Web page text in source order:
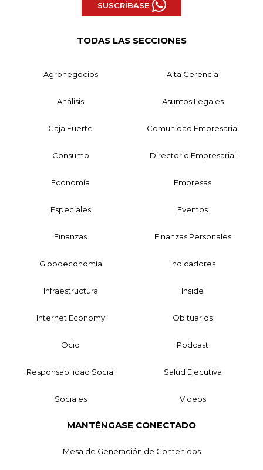
SUSCRÍBASE
TODAS LAS SECCIONES
Agronegocios Alta Gerencia
Análisis Asuntos Legales
Caja Fuerte Comunidad Empresarial
Consumo Directorio Empresarial
Economía Empresas
Especiales Eventos
Finanzas Finanzas Personales
Globoeconomía Indicadores
Infraestructura Inside
Internet Economy Obituarios
Ocio Podcast
Responsabilidad Social Salud Ejecutiva
Sociales Videos
MANTÉNGASE CONECTADO
Mesa de Generación de Contenidos